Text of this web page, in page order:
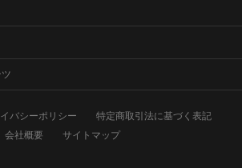
バシーポリシー
特定商取引法に基づく表記
会社概要
サイトマップ